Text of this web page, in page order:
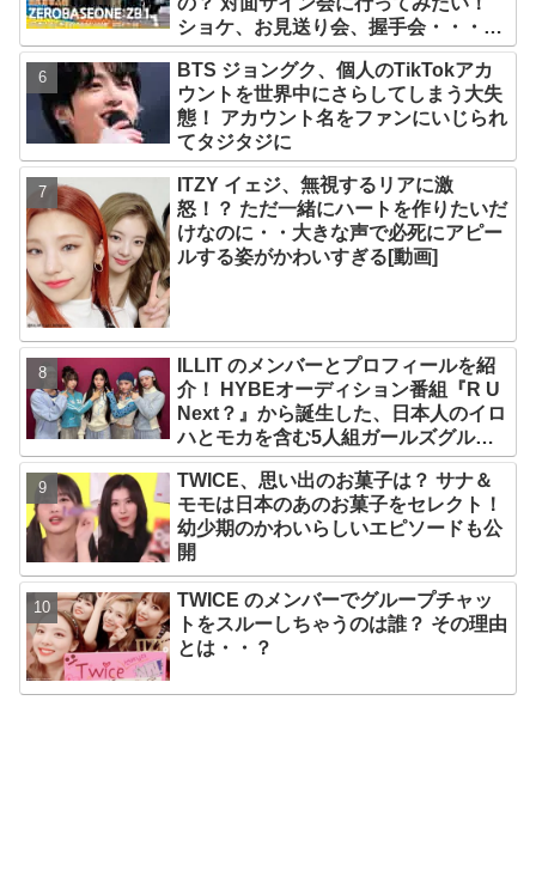
ショケ、お見送り会、握手会・・・リ
リースイベントあれこれを紹介
BTS ジョングク、個人のTikTokアカ
ウントを世界中にさらしてしまう大失
態！ アカウント名をファンにいじられ
てタジタジに
ITZY イェジ、無視するリアに激
怒！？ ただ一緒にハートを作りたいだ
けなのに・・大きな声で必死にアピー
ルする姿がかわいすぎる[動画]
ILLIT のメンバーとプロフィールを紹
介！ HYBEオーディション番組『R U
Next？』から誕生した、日本人のイロ
ハとモカを含む5人組ガールズグルー
プ！ デビュー曲「Magnetic」がいき
なりの大ヒット
TWICE、思い出のお菓子は？ サナ＆
モモは日本のあのお菓子をセレクト！
幼少期のかわいらしいエピソードも公
開
TWICE のメンバーでグループチャッ
トをスルーしちゃうのは誰？ その理由
とは・・？